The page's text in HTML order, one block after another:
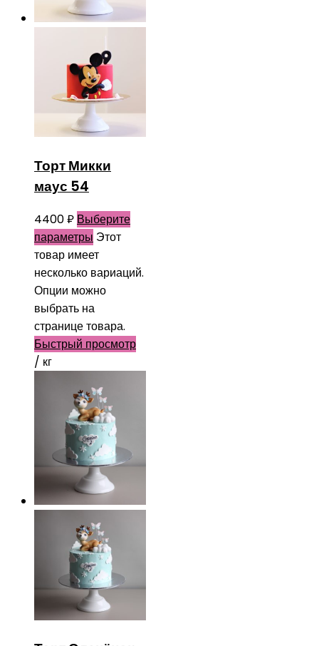
Торт Микки
маус 54
4400₽ Выберите
параметры Этот
товар имеет
несколько вариаций.
Опции можно
выбрать на
странице товара.
Быстрый просмотр
/ кг